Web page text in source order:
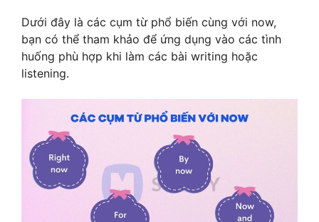
Dưới đây là các cụm từ phổ biến cùng với now,
bạn có thể tham khảo để ứng dụng vào các tình
huống phù hợp khi làm các bài writing hoặc
listening.